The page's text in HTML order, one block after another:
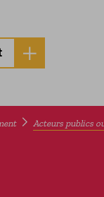
Acteurs publics